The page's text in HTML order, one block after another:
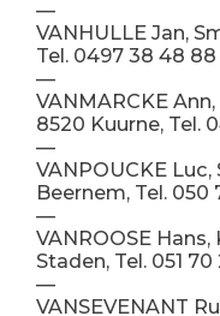
—
VANHULLE Jan,
Tel. 0497 38 48 88
—
VANMARCKE
8520 Kuurne, Tel.
—
VANPOUCKE
Beernem, Tel. 050
—
VANROOSE
Staden, Tel. 051 70
—
VANSEVENANT